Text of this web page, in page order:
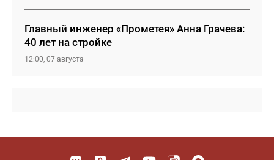
Главный инженер «Прометея» Анна Грачева:
40 лет на стройке
12:00, 07 августа